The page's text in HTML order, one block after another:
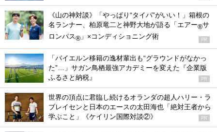
《山の神対談》「やっぱり“タイパ”がいい！」箱根の
名ランナー、柏原竜二と神野大地が語る「エアー®サ
ロンパス® 」×コンディショニング術 PR
「バイエルン移籍の逸材輩出も“グラウンドがなかっ
た”…」サガン鳥栖最強アカデミーを変えた『企業版
ふるさと納税』
PR
世界の頂点に君臨し続けるオランダの超人ハリー・ラ
ブレイセンと日本のエースの太田海也「絶対王者から
学ぶこと」《ケイリン国際対談②》
PR